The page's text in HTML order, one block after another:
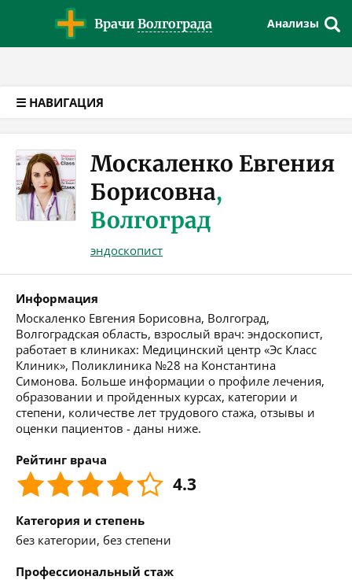
Врачи Волгограда Анализы
☰ НАВИГАЦИЯ
Москаленко Евгения
Борисовна,
Волгоград
эндоскопист
Информация
Москаленко Евгения Борисовна, Волгоград,
Волгоградская область, взрослый врач: эндоскопист,
работает в клиниках: Медицинский центр «Эс Класс
Клиник», Поликлиника №28 на Константина
Симонова. Больше информации о профиле лечения,
образовании и пройденных курсах, категории и
степени, количестве лет трудового стажа, отзывы и
оценки пациентов - даны ниже.
Рейтинг врача
4.3
Категория и степень
без категории, без степени
Профессиональный стаж